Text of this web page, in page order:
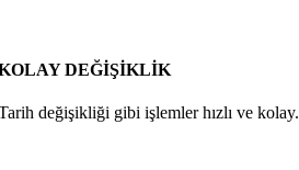
DEĞİŞİKLİK
değişikliği gibi işlemler hızlı ve kolay.